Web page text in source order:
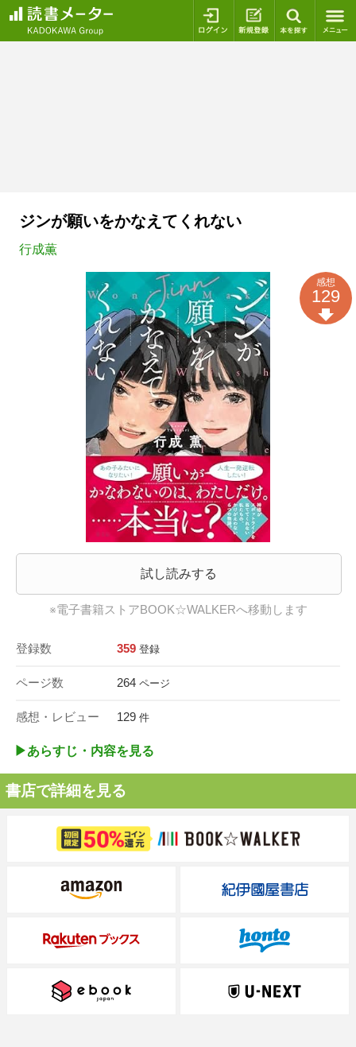
ログイン 新規登録
ジンが願いをかなえてくれない
行成薫
試し読みする
※電子書籍ストアBOOK☆WALKERへ移動します
登録数 359 登録
ページ数 264 ページ
感想・レビュー 129 件
感想
129
▶︎あらすじ・内容を見る
書店で詳細を見る